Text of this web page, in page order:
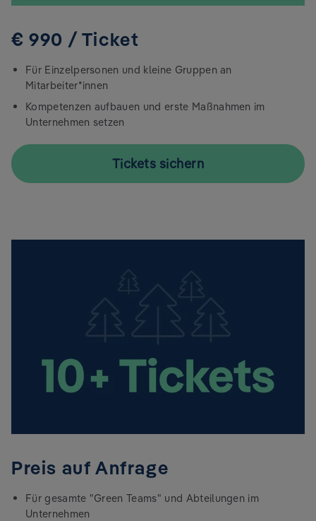
€ 990 / Ticket
Für Einzelpersonen und kleine Gruppen an
Mitarbeiter*innen
Kompetenzen aufbauen und erste Maßnahmen im
Unternehmen setzen
Tickets sichern
Preis auf Anfrage
Für gesamte "Green Teams" und Abteilungen im
Unternehmen